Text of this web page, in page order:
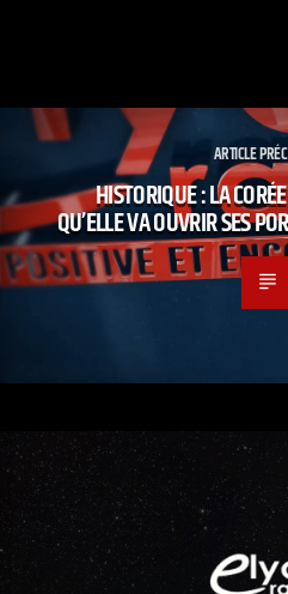
ARTICLE
HISTORIQUE : LA
QU’ELLE VA OUVRIR SES